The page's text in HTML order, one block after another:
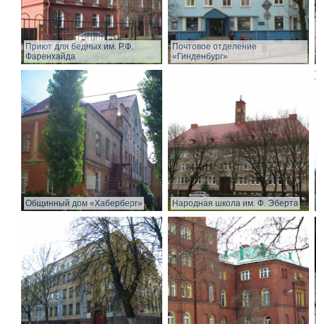
Приют для бедных им. Р.Ф.
Фаренхайда
Почтовое отделение
«Гинденбург»
Общинный дом «Хаберберг» Народная школа им. Ф. Эберта